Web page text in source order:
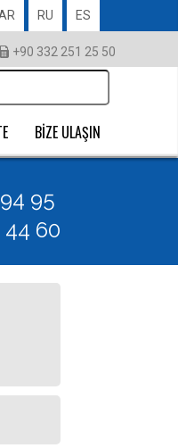
RU ES
+90 332 251 25 50
BİZE ULAŞIN
95
44 60